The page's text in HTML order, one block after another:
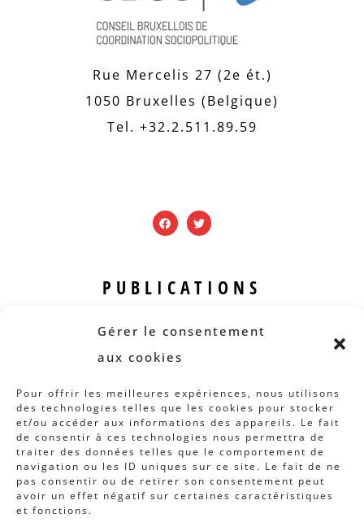
Gérer le consentement
aux cookies
Pour offrir les meilleures expériences, nous utilisons
des technologies telles que les cookies pour stocker
et/ou accéder aux informations des appareils. Le fait
de consentir à ces technologies nous permettra de
traiter des données telles que le comportement de
navigation ou les ID uniques sur ce site. Le fait de ne
pas consentir ou de retirer son consentement peut
avoir un effet négatif sur certaines caractéristiques
et fonctions.
Rue Mercelis 27 (2e ét.)
1050 Bruxelles (Belgique)
Tel. +32.2.511.89.59
PUBLICATIONS
Revue B.I.S.
Rapports et analyses
Articles
AUTRES INFOS
Actions
Concertation
Archives